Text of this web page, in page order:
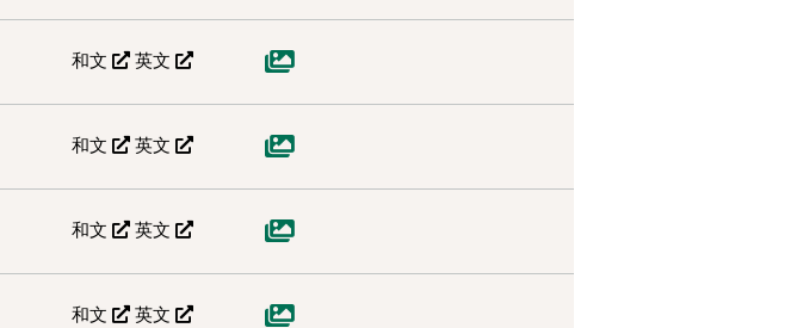
和文 英文
和文 英文
和文 英文
和文 英文